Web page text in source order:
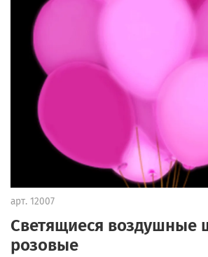
арт. 12007
Светящиеся воздушные
розовые